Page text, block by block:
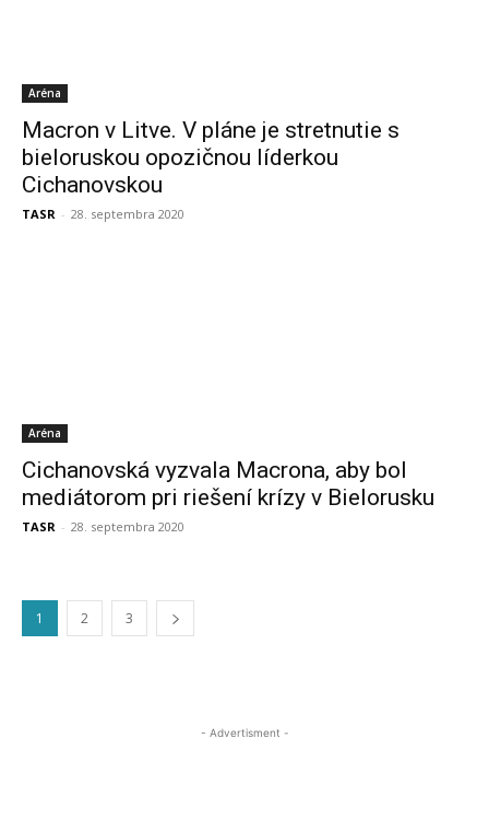
Aréna
Macron v Litve. V pláne je stretnutie s
bieloruskou opozičnou líderkou
Cichanovskou
TASR - 28. septembra 2020
Aréna
Cichanovská vyzvala Macrona, aby bol
mediátorom pri riešení krízy v Bielorusku
TASR - 28. septembra 2020
1 2 3
- Advertisment -